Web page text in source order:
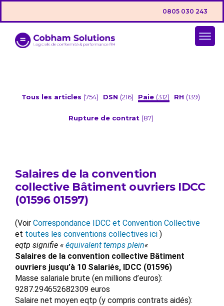
0805 030 243
Tous les articles (754) DSN (216) Paie (312) RH (139)
Rupture de contrat (87)
Salaires de la convention
collective Bâtiment ouvriers IDCC
(01596 01597)
(Voir Correspondance IDCC et Convention Collective
et toutes les conventions collectives ici )
eqtp signifie « équivalent temps plein«
Salaires de la convention collective Bâtiment
ouvriers jusqu’à 10 Salariés, IDCC (01596)
Masse salariale brute (en millions d’euros):
9287.294652682309 euros
Salaire net moyen eqtp (y compris contrats aidés):